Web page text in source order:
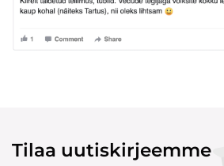
Tilaa uutiskirjeemme